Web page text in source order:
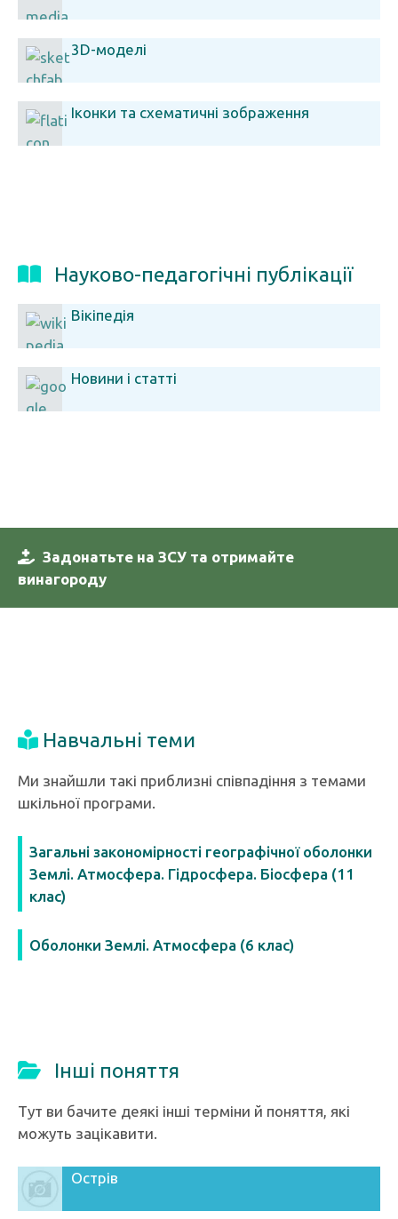
3D-моделі
Іконки та схематичні зображення
Науково-педагогічні публікації
Вікіпедія
Новини і статті
Задонатьте на ЗСУ та отримайте
винагороду
Навчальні теми
Ми знайшли такі приблизні співпадіння з темами
шкільної програми.
Загальні закономірності географічної оболонки
Землі. Атмосфера. Гідросфера. Біосфера (11
клас)
Оболонки Землі. Атмосфера (6 клас)
Інші поняття
Тут ви бачите деякі інші терміни й поняття, які
можуть зацікавити.
Острів